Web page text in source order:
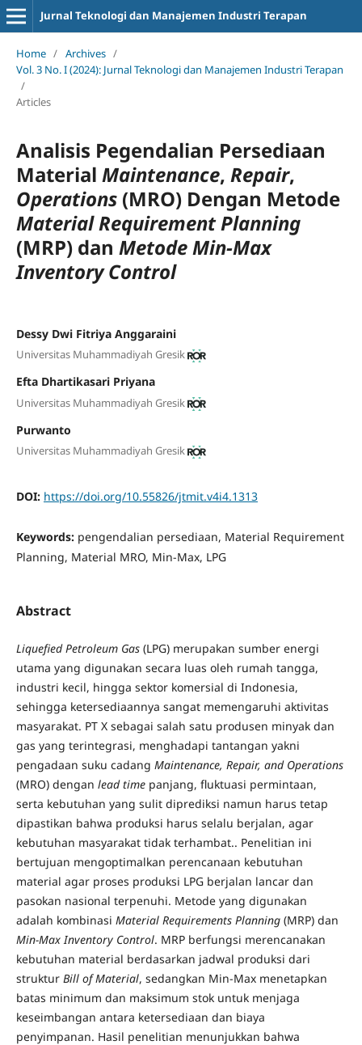
Jurnal Teknologi dan Manajemen Industri Terapan
Home / Archives /
Vol. 3 No. I (2024): Jurnal Teknologi dan Manajemen Industri Terapan
/
Articles
Analisis Pegendalian Persediaan
Material Maintenance, Repair,
Operations (MRO) Dengan Metode
Material Requirement Planning
(MRP) dan Metode Min-Max
Inventory Control
Dessy Dwi Fitriya Anggaraini
Universitas Muhammadiyah Gresik
Efta Dhartikasari Priyana
Universitas Muhammadiyah Gresik
Purwanto
Universitas Muhammadiyah Gresik
DOI: https://doi.org/10.55826/jtmit.v4i4.1313
Keywords: pengendalian persediaan, Material Requirement
Planning, Material MRO, Min-Max, LPG
Abstract
Liquefied Petroleum Gas(LPG) merupakan sumber energi
utama yang digunakan secara luas oleh rumah tangga,
industri kecil, hingga sektor komersial di Indonesia,
sehingga ketersediaannya sangat memengaruhi aktivitas
masyarakat. PT X sebagai salah satu produsen minyak dan
gas yang terintegrasi, menghadapi tantangan yakni
pengadaan suku cadang Maintenance, Repair, and Operations
(MRO) dengan lead timepanjang, fluktuasi permintaan,
serta kebutuhan yang sulit diprediksi namun harus tetap
dipastikan bahwa produksi harus selalu berjalan, agar
kebutuhan masyarakat tidak terhambat.. Penelitian ini
bertujuan mengoptimalkan perencanaan kebutuhan
material agar proses produksi LPG berjalan lancar dan
pasokan nasional terpenuhi. Metode yang digunakan
adalah kombinasi Material Requirements Planning(MRP) dan
Min-Max Inventory Control. MRP berfungsi merencanakan
kebutuhan material berdasarkan jadwal produksi dari
struktur Bill of Material, sedangkan Min-Max menetapkan
batas minimum dan maksimum stok untuk menjaga
keseimbangan antara ketersediaan dan biaya
penyimpanan. Hasil penelitian menunjukkan bahwa